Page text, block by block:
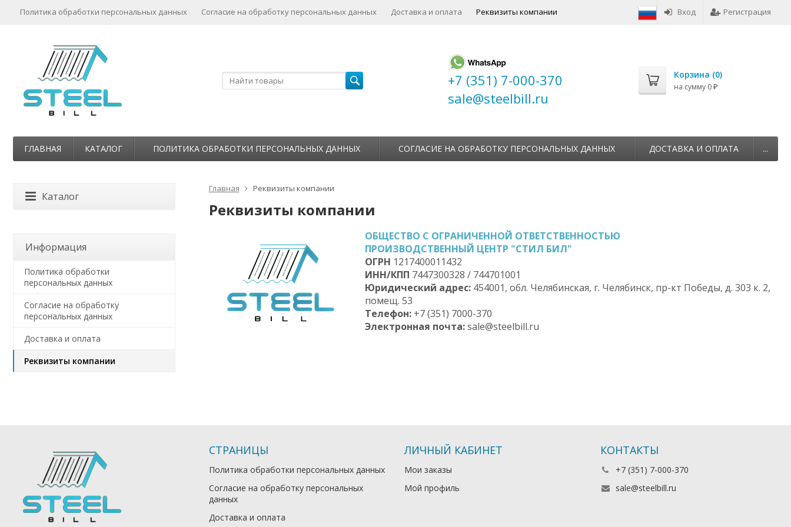
Вход Регистрация
Политика обработки персональных данных Согласие на обработку персональных данных Доставка и оплата Реквизиты компании
+7 (351) 7-000-370
sale@steelbill.ru
Корзина (0)
на сумму 0 ₽
ГЛАВНАЯ КАТАЛОГ ПОЛИТИКА ОБРАБОТКИ ПЕРСОНАЛЬНЫХ ДАННЫХ СОГЛАСИЕ НА ОБРАБОТКУ ПЕРСОНАЛЬНЫХ ДАННЫХ ДОСТАВКА И ОПЛАТА ...
Каталог
Информация
Политика обработки
персональных данных
Согласие на обработку
персональных данных
Доставка и оплата
Реквизиты компании
Главная Реквизиты компании
Реквизиты компании
ОБЩЕСТВО С ОГРАНИЧЕННОЙ ОТВЕТСТВЕННОСТЬЮ
ПРОИЗВОДСТВЕННЫЙ ЦЕНТР "СТИЛ БИЛ"
ОГРН 1217400011432
ИНН/КПП 7447300328 / 744701001
Юридический адрес: 454001, обл. Челябинская, г. Челябинск, пр-кт Победы, д. 303 к. 2,
помещ. 53
Телефон:+7 (351) 7000-370
Электронная почта:sale@steelbill.ru
СТРАНИЦЫ
Политика обработки персональных данных
Согласие на обработку персональных
данных
Доставка и оплата
ЛИЧНЫЙ КАБИНЕТ
Мои заказы
Мой профиль
КОНТАКТЫ
+7 (351) 7-000-370
sale@steelbill.ru